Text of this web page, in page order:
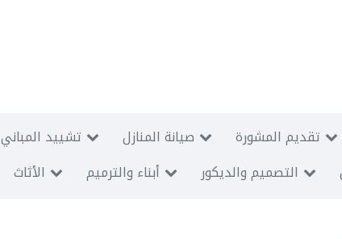
تشييد المباني صيانة المنازل تقديم المشورة
الأثاث أبناء والترميم التصميم والديكور